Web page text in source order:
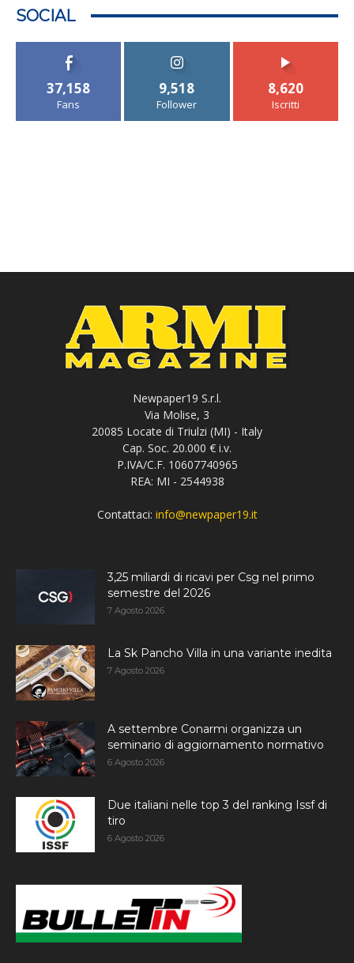
SOCIAL
37,158
Fans
9,518
Follower
8,620
Iscritti
Newpaper19 S.r.l.
Via Molise, 3
20085 Locate di Triulzi (MI) - Italy
Cap. Soc. 20.000 € i.v.
P.IVA/C.F. 10607740965
REA: MI - 2544938
Contattaci: info@newpaper19.it
3,25 miliardi di ricavi per Csg nel primo
semestre del 2026
7 Agosto 2026
La Sk Pancho Villa in una variante inedita
7 Agosto 2026
A settembre Conarmi organizza un
seminario di aggiornamento normativo
6 Agosto 2026
Due italiani nelle top 3 del ranking Issf di
tiro
6 Agosto 2026